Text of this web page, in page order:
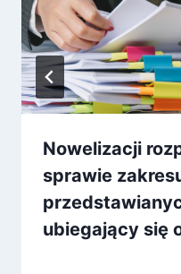
Nowelizacji
sprawie
ubiegający się